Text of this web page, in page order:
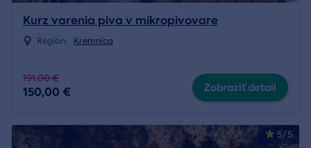
Kurz varenia piva v mikropivovare
Región: Kremnica
191,00 €
150,00 € Zobraziť detail
5/5